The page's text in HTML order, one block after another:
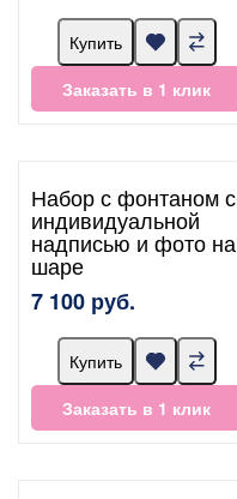
Купить
Заказать в 1 клик
Набор с фонтаном с
индивидуальной
надписью и фото на
шаре
7 100 руб.
Купить
Заказать в 1 клик